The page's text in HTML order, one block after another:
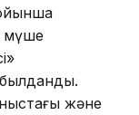
мүше
және